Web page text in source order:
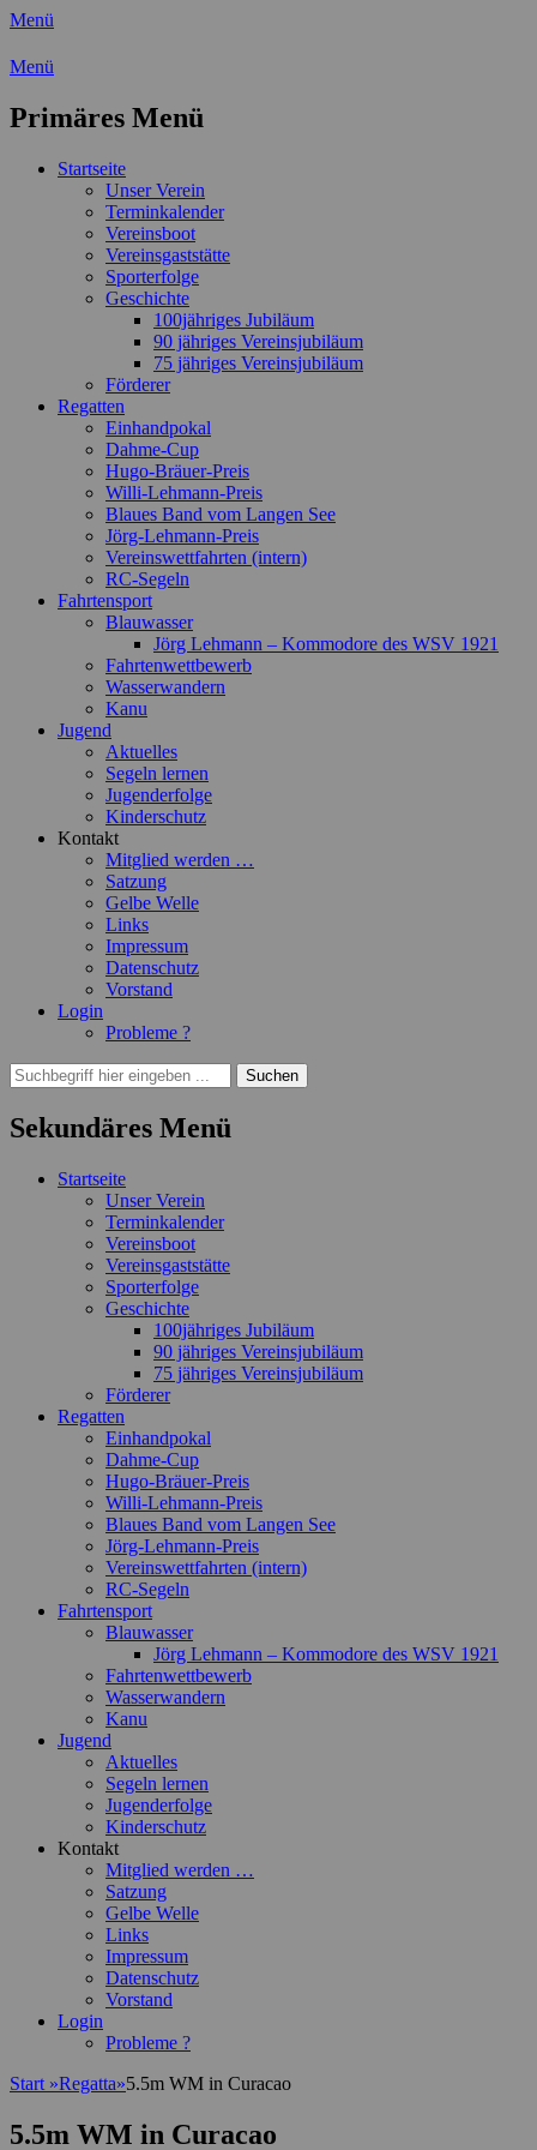
Menü
Wassersport-Verein 1921 e.V.
Freizeit mit der ganzen Familie
Menü
Primäres Menü
Zum
Startseite
Unser Verein
Terminkalender
Vereinsboot
Vereinsgaststätte
Sporterfolge
Geschichte
100jähriges Jubiläum
90 jähriges Vereinsjubiläum
75 jähriges Vereinsjubiläum
Förderer
Regatten
Einhandpokal
Dahme-Cup
Hugo-Bräuer-Preis
Willi-Lehmann-Preis
Blaues Band vom Langen See
Jörg-Lehmann-Preis
Vereinswettfahrten (intern)
RC-Segeln
Fahrtensport
Blauwasser
Jörg Lehmann – Kommodore des WSV 1921
Fahrtenwettbewerb
Wasserwandern
Kanu
Jugend
Aktuelles
Segeln lernen
Jugenderfolge
Kinderschutz
Kontakt
Mitglied werden …
Satzung
Gelbe Welle
Links
Impressum
Datenschutz
Vorstand
Login
Probleme ?
Suchen
Suchen
nach:
Sekundäres Menü
Zum
Startseite
Unser Verein
Terminkalender
Vereinsboot
Vereinsgaststätte
Sporterfolge
Geschichte
100jähriges Jubiläum
90 jähriges Vereinsjubiläum
75 jähriges Vereinsjubiläum
Förderer
Regatten
Einhandpokal
Dahme-Cup
Hugo-Bräuer-Preis
Willi-Lehmann-Preis
Blaues Band vom Langen See
Jörg-Lehmann-Preis
Vereinswettfahrten (intern)
RC-Segeln
Fahrtensport
Blauwasser
Jörg Lehmann – Kommodore des WSV 1921
Fahrtenwettbewerb
Wasserwandern
Kanu
Jugend
Aktuelles
Segeln lernen
Jugenderfolge
Kinderschutz
Kontakt
Mitglied werden …
Satzung
Gelbe Welle
Links
Impressum
Datenschutz
Vorstand
Login
Probleme ?
Start »Regatta»5.5m WM in Curacao
5.5m WM in Curacao